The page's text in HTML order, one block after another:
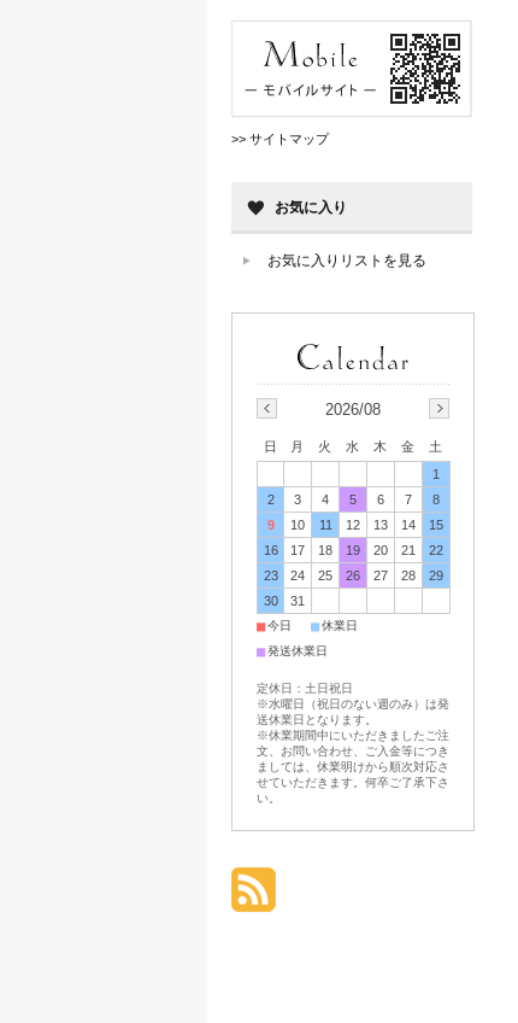
>> サイトマップ
お気に入り
お気に入りリストを見る
2026/08
日 月 火 水 木 金
土
1
2
3 4 5 6 7
8
9
10 11 12 13 14
15
16
17 18 19 20 21
22
23
24 25 26 27 28
29
30
31
■今日 ■休業日
■発送休業日
定休日：土日祝日
※水曜日（祝日のない週のみ）は発
送休業日となります。
※休業期間中にいただきましたご注
文、お問い合わせ、ご入金等につき
ましては、休業明けから順次対応さ
せていただきます。何卒ご了承下さ
い。